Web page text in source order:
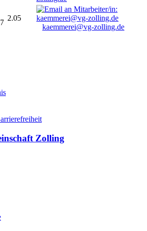
2.05
kaemmerei@vg-zolling.de
Zolling